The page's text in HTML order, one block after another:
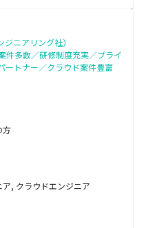
ニアリング社）
件多数／研修制度充実／プライ
ートナー／クラウド案件豊富
方
, クラウドエンジニア